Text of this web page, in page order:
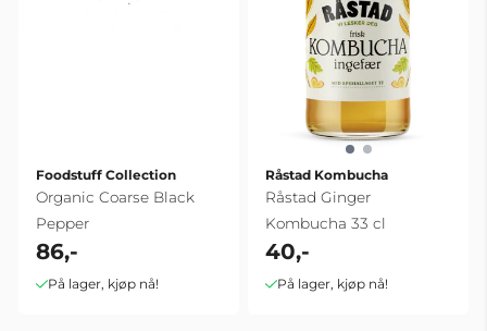
Foodstuff Collection
Organic Coarse Black
Pepper
86,-
På lager, kjøp nå!
Råstad Kombucha
Råstad Ginger
Kombucha 33 cl
40,-
På lager, kjøp nå!